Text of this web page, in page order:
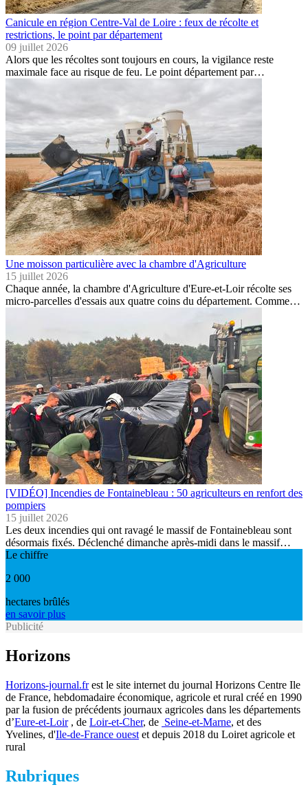
Canicule en région Centre-Val de Loire : feux de récolte et
restrictions, le point par département
09 juillet 2026
Alors que les récoltes sont toujours en cours, la vigilance reste
maximale face au risque de feu. Le point département par…
Une moisson particulière avec la chambre d'Agriculture
15 juillet 2026
Chaque année, la chambre d'Agriculture d'Eure-et-Loir récolte ses
micro-parcelles d'essais aux quatre coins du département. Comme…
[VIDÉO] Incendies de Fontainebleau : 50 agriculteurs en renfort des
pompiers
15 juillet 2026
Les deux incendies qui ont ravagé le massif de Fontainebleau sont
désormais fixés. Déclenché dimanche après-midi dans le massif…
Le chiffre
2 000
hectares brûlés
en savoir plus
Publicité
Horizons
Horizons-journal.frest le site internet du journal Horizons Centre Ile
de France, hebdomadaire économique, agricole et rural créé en 1990
par la fusion de précédents journaux agricoles dans les départements
d’Eure-et-Loir, de Loir-et-Cher, de Seine-et-Marne, et des
Yvelines, d'Ile-de-France ouest et depuis 2018 du Loiret agricole et
rural
Rubriques